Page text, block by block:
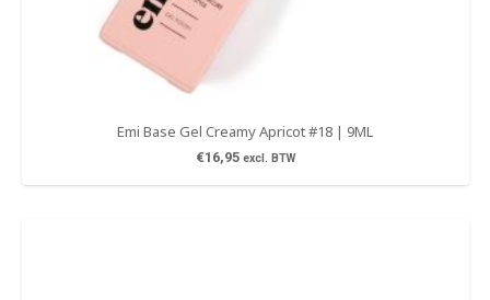
Emi Base Gel Creamy Apricot #18 | 9ML
€16,95 excl. BTW